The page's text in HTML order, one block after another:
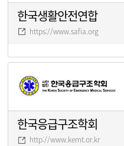
한국생활안전연합
https://www.safia.org
한국응급구조학회
http://www.kemt.or.kr